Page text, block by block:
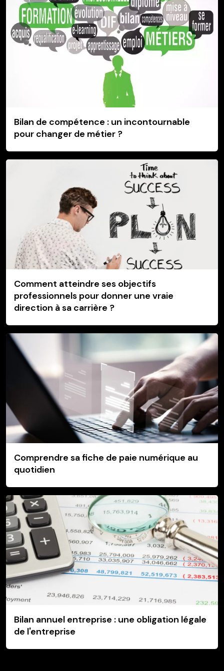
Bilan de compétence : un incontournable
pour changer de métier ?
Comment atteindre ses objectifs
professionnels pour donner une vraie
direction à sa carrière ?
Comprendre sa fiche de paie numérique au
quotidien
Bilan annuel entreprise : une obligation légale
de l'entreprise